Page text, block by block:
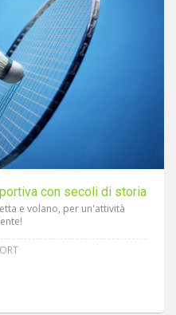
con secoli di storia
e volano, per un'attività